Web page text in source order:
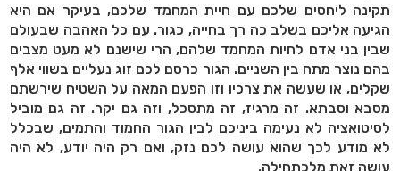
תקינה ליחסים שלכם עם חיית המחמד שלכם, בעיקר אם היא
הגיעה אליכם בשלב כה רך בחייה, כגור. עם כל האהבה שבעולם
שבין בני אדם לחיות המחמד שלהם, הרי שישנם לא מעט מצבים
בהם נוצר מתח בין השניים. הגור כרסם לכם זוג נעליים בשווי אלף
שקלים, או שעשה את צרכיו וזו הפעם המאה על השטיח שירשתם
מסבא וסבתא. זה מרגיז, זה מתסכל, וזה גם יקר. זה גם מוביל
לסיטואציה לא נעימה ביניכם לבין הגור החמוד והתמים, שבכלל
לא מודע לכך שהוא עושה לכם נזק, ואם רק היה יודע, לא היה
עושה זאת מלכתחילה.